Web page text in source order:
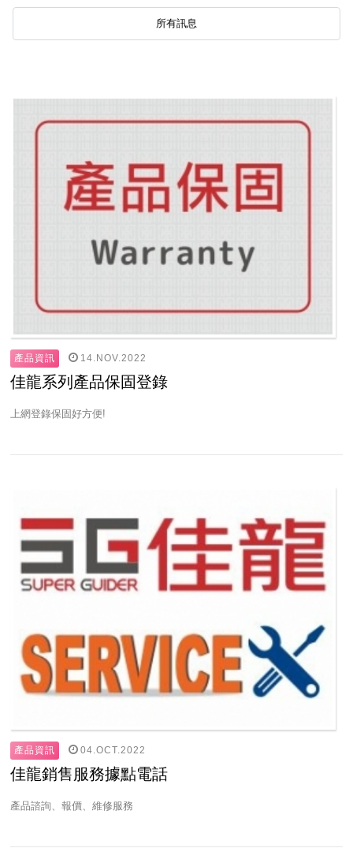
所有訊息
產品資訊 14.NOV.2022
佳龍系列產品保固登錄
上網登錄保固好方便!
產品資訊 04.OCT.2022
佳龍銷售服務據點電話
產品諮詢、報價、維修服務